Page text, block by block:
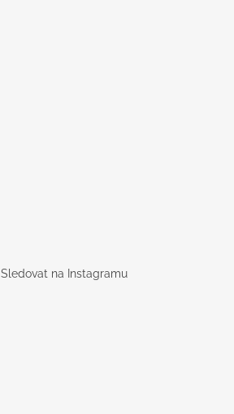
Sledovat na Instagramu